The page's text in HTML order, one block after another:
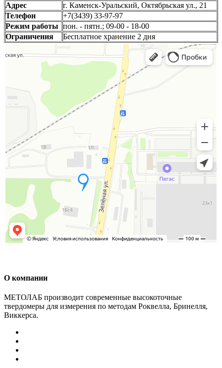
Адрес
г. Каменск-Уральский, Октябрьская ул., 21
Телефон
+7(3439) 33-97-97
Режим работы пон. - пятн.; 09-00 - 18-00
Ограничения
Бесплатное хранение 2 дня
О компании
МЕТОЛАБ производит современные высокоточные
твердомеры для измерения по методам Роквелла, Бринелля,
Виккерса.